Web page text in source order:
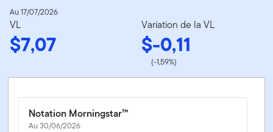
Au 17/07/2026
VL
$7,07
Variation de la VL
$-0,11
(-1,59%)
Notation Morningstar™
Au 30/06/2026